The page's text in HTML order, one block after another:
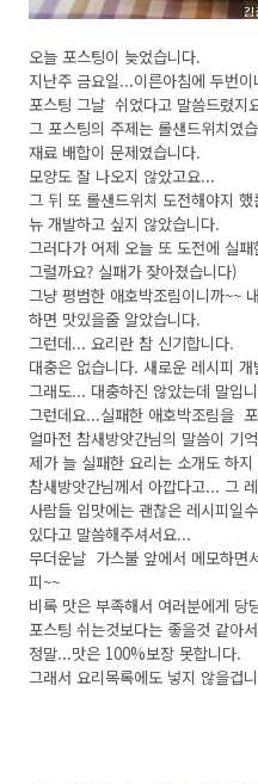
오늘 포스팅이 늦었습니다.
지난주 금요일...이른아침에 두번
포스팅 그날 쉬었다고 말씀드렸지
그 포스팅의 주제는 롤샌드위치였
재료 배합이 문제였습니다.
모양도 잘 나오지 않았고요...
그 뒤 또 롤샌드위치 도전해야지
뉴 개발하고 싶지 않았습니다.
그러다가 어제 오늘 또 도전에 실
그럴까요? 실패가 잦아졌습니다)
그냥 평범한 애호박조림이니까~~
하면 맛있을줄 알았습니다.
그런데... 요리란 참 신기합니다.
대충은 없습니다. 새로운 레시피
그래도... 대충하진 않았는데 말입
그런데요...실패한 애호박조림을
얼마전 참새방앗간님의 말씀이 기
제가 늘 실패한 요리는 소개도 하
참새방앗간님께서 아깝다고... 그
사람들 입맛에는 괜찮은 레시피일수
있다고 말씀해주셔서요...
무더운날 가스불 앞에서 메모하면
피~~
비록 맛은 부족해서 여러분에게 당
포스팅 쉬는것보다는 좋을것 같아
정말...맛은 100%보장 못합니다.
그래서 요리목록에도 넣지 않을겁